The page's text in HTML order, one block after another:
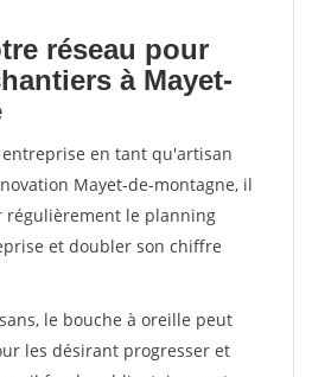
réseau pour
à Mayet-
en tant qu'artisan
Mayet-de-montagne, il
le planning
et doubler son chiffre
le bouche à oreille peut
les désirant progresser et